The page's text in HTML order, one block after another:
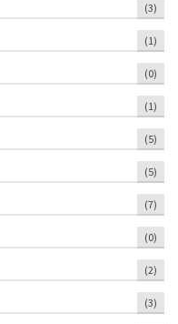
(3)
(1)
(0)
(1)
(5)
(5)
(7)
(0)
(2)
(3)